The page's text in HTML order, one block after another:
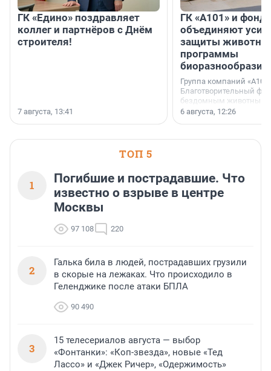
ГК «Едино» поздравляет
коллег и партнёров с Днём
строителя!
7 августа, 13:41
ГК «А101» и фонд
объединяют
защиты
программы
биоразнообразия
Группа компаний
Благотворительный
бездомным животным
заключили соглашение
6 августа, 12:26
ТОП 5
1
Погибшие и пострадавшие. Что
известно о взрыве в центре
Москвы
97 108 220
2
Галька била в людей, пострадавших грузили
в скорые на лежаках. Что происходило в
Геленджике после атаки БПЛА
90 490
3
15 телесериалов августа — выбор
«Фонтанки»: «Коп-звезда», новые «Тед
Лассо» и «Джек Ричер», «Одержимость»